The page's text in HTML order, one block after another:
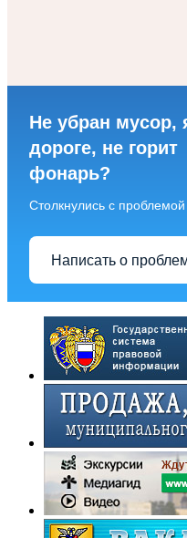
Не убран мусор,
дороге, не горит
фонарь?
Столкнулись с
Написать о